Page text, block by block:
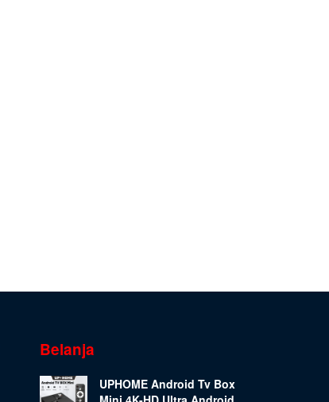
Belanja
UPHOME Android Tv Box